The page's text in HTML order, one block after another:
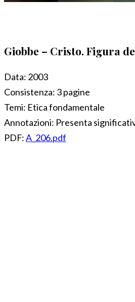
Giobbe – Cristo. Figura
Data: 2003
Consistenza: 3 pagine
Temi: Etica fondamentale
Annotazioni: Presenta
PDF:A_206.pdf